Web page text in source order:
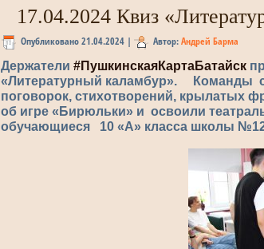
17.04.2024 Квиз
Опубликовано21.04.2024 | Автор:Андрей Барма
Держатели#ПушкинскаяКартаБатайск
«Литературный каламбур». Команды
поговорок, стихотворений, крылатых
об игре «Бирюльки» и освоили
обучающиеся 10 «А» класса школы